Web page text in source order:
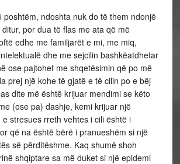
poshtëm, ndoshta nuk do të them ndonjë
por dua të flas me ata që më
edhe me familjarët e mi, me miq,
dhe me sejcilin bashkëatdhetar
ose pajtohet me shqetësimin që po më
prej një kohe të gjatë e të cilin po e bëj
dite më është krijuar mendimi se këto
(ose pa) dashje, kemi krijuar një
e stresues rreth vehtes i cili është i
që na është bërë i pranueshëm si një
së përditëshme. Kaq shumë shoh
shqiptare sa më duket si një epidemi